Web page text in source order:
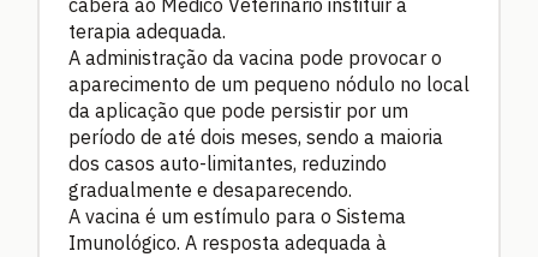
caberá ao Médico Veterinário instituir a
terapia adequada.
A administração da vacina pode provocar o
aparecimento de um pequeno nódulo no local
da aplicação que pode persistir por um
período de até dois meses, sendo a maioria
dos casos auto-limitantes, reduzindo
gradualmente e desaparecendo.
A vacina é um estímulo para o Sistema
Imunológico. A resposta adequada à